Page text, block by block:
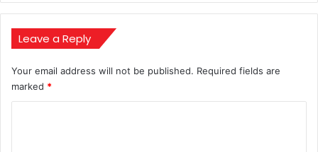
पर
सख्त
कार्रवाई,
जानें
Leave a Reply
Your email address will not be published. Required fields are
marked *